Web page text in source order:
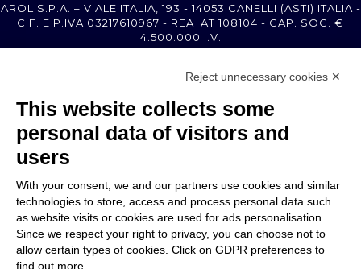
AROL S.P.A. – VIALE ITALIA, 193 - 14053 CANELLI (ASTI) ITALIA -
C.F. E P.IVA 03217610967 - REA AT 108104 - CAP. SOC. €
4.500.000 I.V.
MEMBER OF
EMPRESA
ATENCIÓN AL CLIENTE
ÚNETE A NOSOTROS
Reject unnecessary cookies ✕
This website collects some
personal data of visitors and
users
With your consent, we and our partners use cookies and similar
technologies to store, access and process personal data such
as website visits or cookies are used for ads personalisation.
Since we respect your right to privacy, you can choose not to
allow certain types of cookies. Click on GDPR preferences to
find out more.